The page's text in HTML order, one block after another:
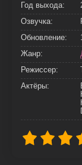
Год выхода:
Озвучка:
Обновление:
Жанр:
Режиссер:
Актёры: